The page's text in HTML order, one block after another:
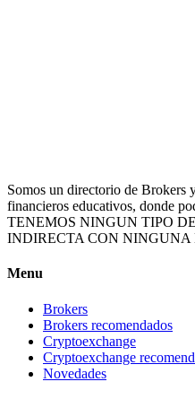
Somos un directorio de Brokers
financieros educativos, donde
TENEMOS NINGUN TIPO
INDIRECTA CON NINGUNA
Menu
Brokers
Brokers recomendados
Cryptoexchange
Cryptoexchange
Novedades